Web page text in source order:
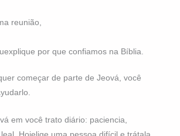
reunião,
por que confiamos na Bíblia.
começar de parte de Jeová, você
em você trato diário: paciencia,